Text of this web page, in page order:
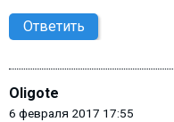
Ответить
Oligote
6 февраля 2017 17:55